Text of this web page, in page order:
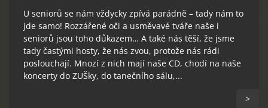
U seniorů se nám vždycky zpívá parádně – tady nám to
jde samo! Rozzářené oči a usměvavé tváře naše i
seniorů jsou toho důkazem… A také nás těší, že jsme
tady častými hosty, že nás zvou, protože nás rádi
poslouchají. Mnozí z nich mají naše CD, chodí na naše
koncerty do ZUŠky, do tanečního sálu,...
>